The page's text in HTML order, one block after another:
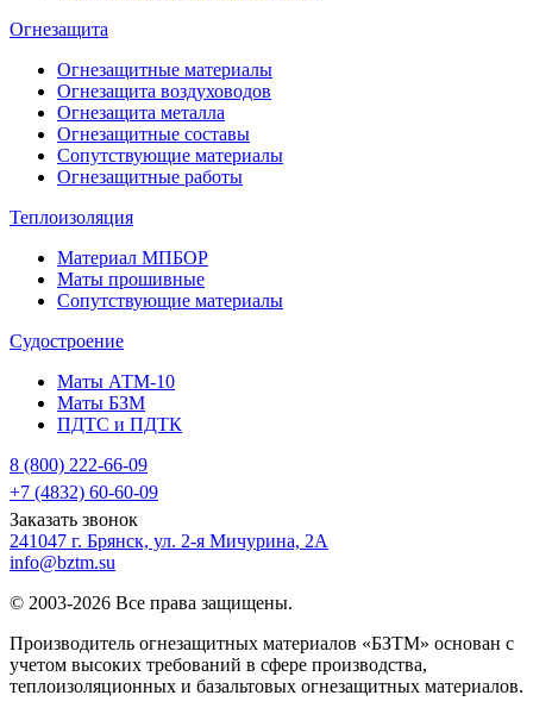
Огнезащита
Огнезащитные материалы
Огнезащита воздуховодов
Огнезащита металлa
Огнезащитные составы
Сопутствующие материалы
Огнезащитные работы
Теплоизоляция
Материал МПБОР
Маты прошивные
Сопутствующие материалы
Судостроение
Маты АТМ-10
Маты БЗМ
ПДТС и ПДТК
8 (800) 222-66-09
+7 (4832) 60-60-09
Заказать звонок
241047 г. Брянск, ул. 2-я Мичурина, 2А
info@bztm.su
© 2003-2026 Все права защищены.
Производитель огнезащитных материалов «БЗТМ» основан с
учетом высоких требований в сфере производства,
теплоизоляционных и базальтовых огнезащитных материалов.